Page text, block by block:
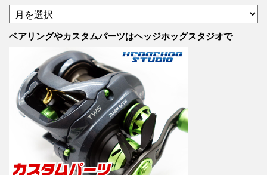
の
カ
テ
ア
ー
カ
ベアリングやカスタムパーツはヘッジホッグスタジオで